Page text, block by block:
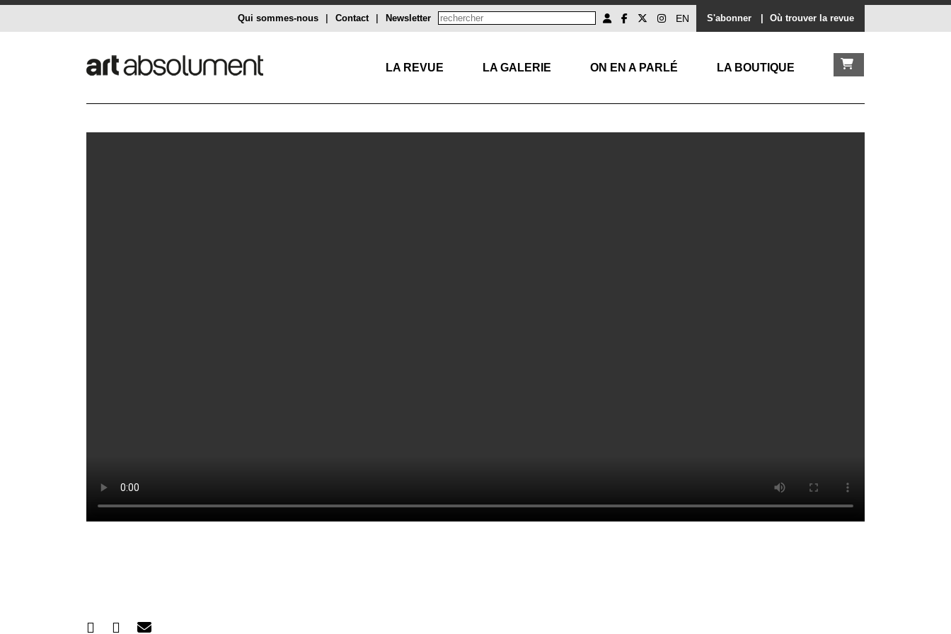
S'abonner Où trouver la revue
EN
Newsletter
Contact
Qui sommes-nous
LA REVUE LA GALERIE ON EN A PARLÉ LA BOUTIQUE